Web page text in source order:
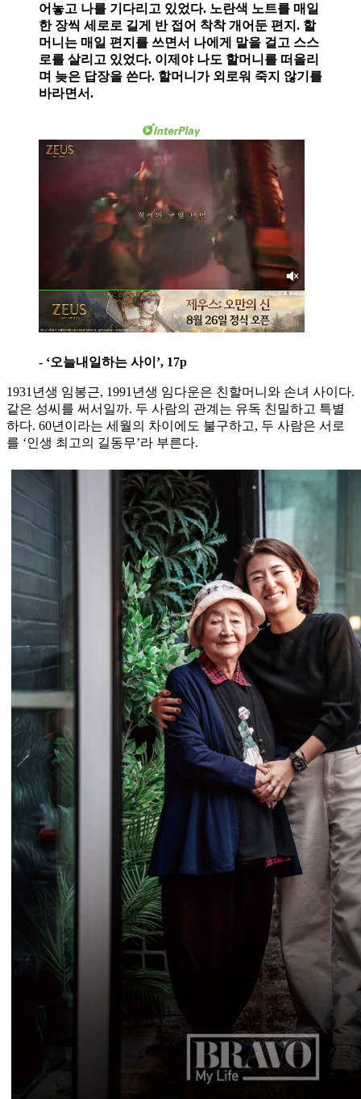
어놓고 나를 기다리고 있었다. 노란색 노트를 매일
한 장씩 세로로 길게 반 접어 착착 개어둔 편지. 할
머니는 매일 편지를 쓰면서 나에게 말을 걸고 스스
로를 살리고 있었다. 이제야 나도 할머니를 떠올리
며 늦은 답장을 쓴다. 할머니가 외로워 죽지 않기를
바라면서.
- ‘오늘내일하는 사이’, 17p
1931년생 임봉근, 1991년생 임다운은 친할머니와 손녀 사이다.
같은 성씨를 써서일까. 두 사람의 관계는 유독 친밀하고 특별
하다. 60년이라는 세월의 차이에도 불구하고, 두 사람은 서로
를 ‘인생 최고의 길동무’라 부른다.